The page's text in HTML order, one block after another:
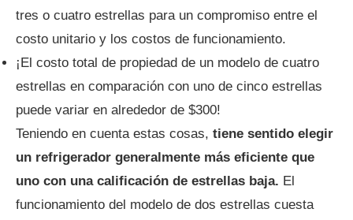
tres o cuatro estrellas para un compromiso entre el
costo unitario y los costos de funcionamiento.
¡El costo total de propiedad de un modelo de cuatro
estrellas en comparación con uno de cinco estrellas
puede variar en alrededor de $300!
Teniendo en cuenta estas cosas, tiene sentido elegir
un refrigerador generalmente más eficiente que
uno con una calificación de estrellas baja. El
funcionamiento del modelo de dos estrellas cuesta